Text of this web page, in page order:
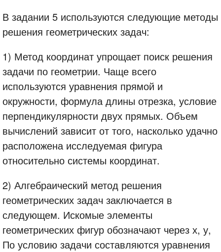
В задании 5 используются следующие методы
решения геометрических задач:
1) Метод координат упрощает поиск решения
задачи по геометрии. Чаще всего
используются уравнения прямой и
окружности, формула длины отрезка, условие
перпендикулярности двух прямых. Объем
вычислений зависит от того, насколько удачно
расположена исследуемая фигура
относительно системы координат.
2) Алгебраический метод решения
геометрических задач заключается в
следующем. Искомые элементы
геометрических фигур обозначают через х, у,
По условию задачи составляются уравнения